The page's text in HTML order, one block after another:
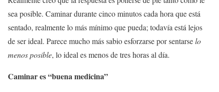
sea posible. Caminar durante cinco minutos cada hora que está
sentado, realmente lo más mínimo que pueda; todavía está lejos
de ser ideal. Parece mucho más sabio esforzarse por sentarselo
menos posible, lo ideal es menos de tres horas al día.
Caminar es “buena medicina”